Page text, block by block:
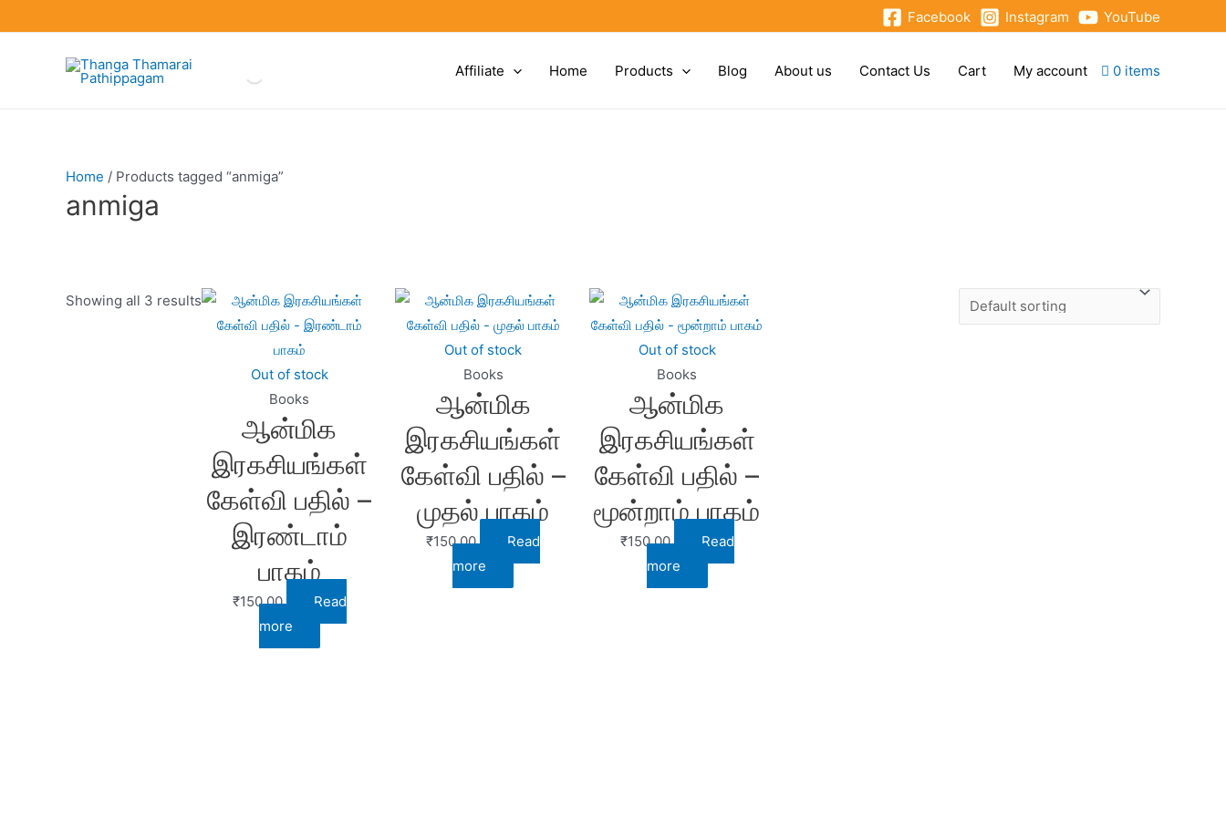
to
Facebook Instagram YouTube
Affiliate Home Products Blog About us Contact Us Cart My account 0 items
Home / Products tagged “anmiga”
anmiga
Product categories
Showing all 3 results
Out of stock
Books
ஆன்மிக
இரகசியங்கள்
கேள்வி பதில் –
இரண்டாம்
பாகம்
₹150.00
Read
more
Out of stock
Books
ஆன்மிக
இரகசியங்கள்
கேள்வி பதில் –
முதல் பாகம்
₹150.00
Read
more
Out of stock
Books
ஆன்மிக
இரகசியங்கள்
கேள்வி பதில் –
மூன்றாம் பாகம்
₹150.00
Read
more